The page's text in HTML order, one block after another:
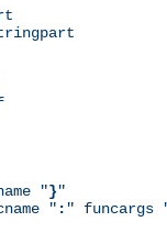
"}"
" : " funcargs